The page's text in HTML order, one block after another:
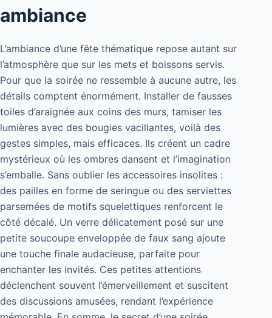
ambiance
L’ambiance d’une fête thématique repose autant sur
l’atmosphère que sur les mets et boissons servis.
Pour que la soirée ne ressemble à aucune autre, les
détails comptent énormément. Installer de fausses
toiles d’araignée aux coins des murs, tamiser les
lumières avec des bougies vacillantes, voilà des
gestes simples, mais efficaces. Ils créent un cadre
mystérieux où les ombres dansent et l’imagination
s’emballe. Sans oublier les accessoires insolites :
des pailles en forme de seringue ou des serviettes
parsemées de motifs squelettiques renforcent le
côté décalé. Un verre délicatement posé sur une
petite soucoupe enveloppée de faux sang ajoute
une touche finale audacieuse, parfaite pour
enchanter les invités. Ces petites attentions
déclenchent souvent l’émerveillement et suscitent
des discussions amusées, rendant l’expérience